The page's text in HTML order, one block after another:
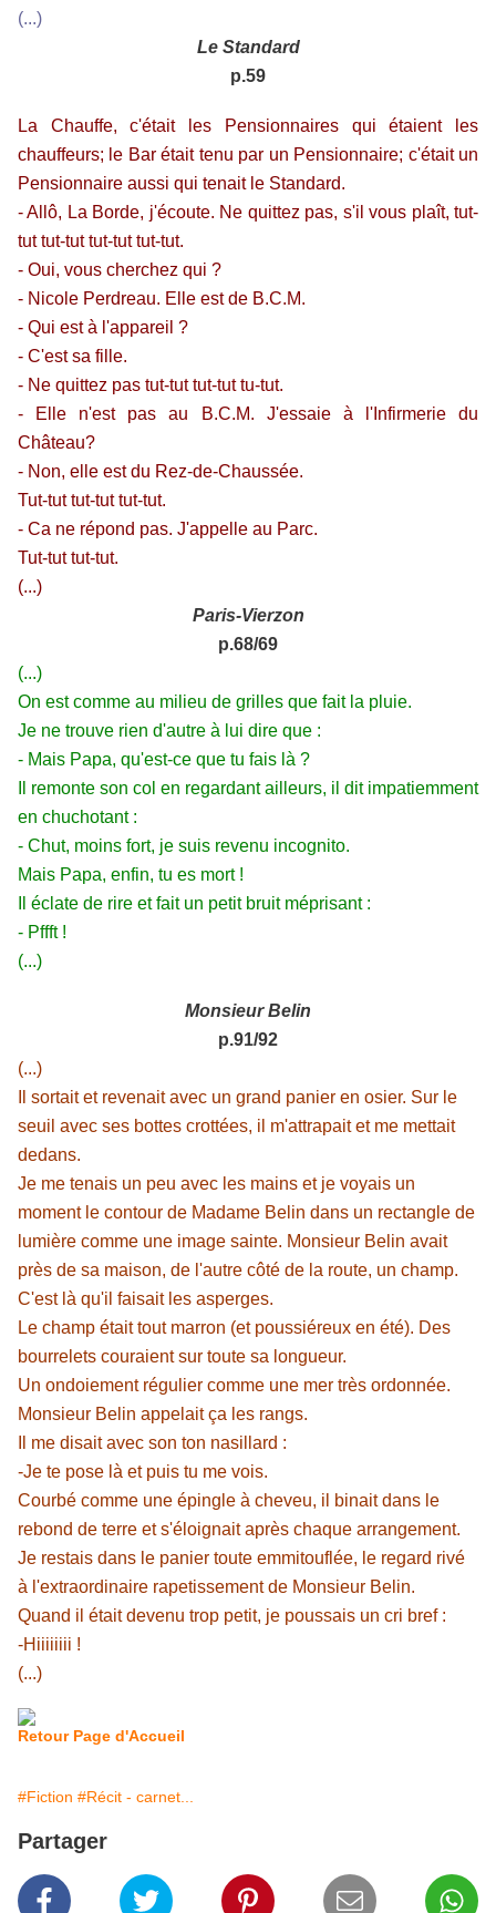
(...)
Le Standard
p.59
La Chauffe, c'était les Pensionnaires qui étaient les
chauffeurs; le Bar était tenu par un Pensionnaire; c'était un
Pensionnaire aussi qui tenait le Standard.
- Allô, La Borde, j'écoute. Ne quittez pas, s'il vous plaît, tut-
tut tut-tut tut-tut tut-tut.
- Oui, vous cherchez qui ?
- Nicole Perdreau. Elle est de B.C.M.
- Qui est à l'appareil ?
- C'est sa fille.
- Ne quittez pas tut-tut tut-tut tu-tut.
- Elle n'est pas au B.C.M. J'essaie à l'Infirmerie du
Château?
- Non, elle est du Rez-de-Chaussée.
Tut-tut tut-tut tut-tut.
- Ca ne répond pas. J'appelle au Parc.
Tut-tut tut-tut.
(...)
Paris-Vierzon
p.68/69
(...)
On est comme au milieu de grilles que fait la pluie.
Je ne trouve rien d'autre à lui dire que :
- Mais Papa, qu'est-ce que tu fais là ?
Il remonte son col en regardant ailleurs, il dit impatiemment
en chuchotant :
- Chut, moins fort, je suis revenu incognito.
Mais Papa, enfin, tu es mort !
Il éclate de rire et fait un petit bruit méprisant :
- Pffft !
(...)
Monsieur Belin
p.91/92
(...)
Il sortait et revenait avec un grand panier en osier. Sur le
seuil avec ses bottes crottées, il m'attrapait et me mettait
dedans.
Je me tenais un peu avec les mains et je voyais un
moment le contour de Madame Belin dans un rectangle de
lumière comme une image sainte. Monsieur Belin avait
près de sa maison, de l'autre côté de la route, un champ.
C'est là qu'il faisait les asperges.
Le champ était tout marron (et poussiéreux en été). Des
bourrelets couraient sur toute sa longueur.
Un ondoiement régulier comme une mer très ordonnée.
Monsieur Belin appelait ça les rangs.
Il me disait avec son ton nasillard :
-Je te pose là et puis tu me vois.
Courbé comme une épingle à cheveu, il binait dans le
rebond de terre et s'éloignait après chaque arrangement.
Je restais dans le panier toute emmitouflée, le regard rivé
à l'extraordinaire rapetissement de Monsieur Belin.
Quand il était devenu trop petit, je poussais un cri bref :
-Hiiiiiiii !
(...)
Retour Page d'Accueil
#Fiction #Récit - carnet...
Partager